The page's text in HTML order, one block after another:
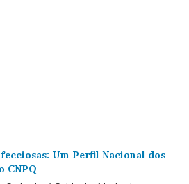
Um Perfil Nacional dos
CNPQ